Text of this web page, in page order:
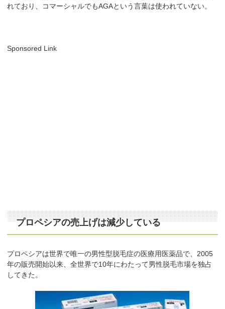
れており、コマーシャルでもAGAという言葉は使われていない。
Sponsored Link
プロペシアの売上げは減少している
プロペシアは世界で唯一の男性型脱毛症の医療用医薬品で、2005
年の販売開始以来、全世界で10年にわたって男性脱毛市場を独占
してきた。